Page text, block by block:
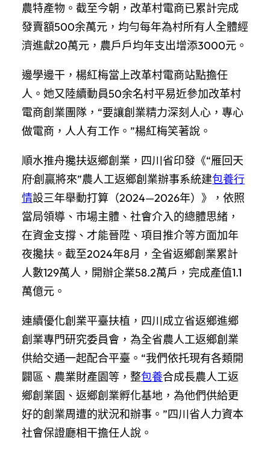
農特產物。截至今朝，改革村電商已累計完成
發賣額500余萬元，均勻每年為村所有人全體經
濟進獻20萬元，農戶戶均年支出增添3000元。
邊學邊干，楊紅梅當上改革村電商站點擔任
人。她又陸續動員50余名村平易近參加改革村
電商創業團隊，“要讓創業精力深刻人心，專心
做電商，人人有工作。”楊紅梅笑著說。
順水推舟攙扶返鄉創業，四川省印發《“雁回天
府·創贏將來”農人工返鄉創業辦事系統建包養行
情設三年舉動打算（2024—2026年）》，依照
當局領導、市場主體、社會介入的總體思緒，
在資金支撐、才能晉陞、項目推介等方面加年
夜攙扶。截至2024年8月，全省返鄉創業累計
人數129萬人，開辦企業58.2萬戶，完成產值1.1
萬億元。
連續優化創業平臺扶植，四川成立省返鄉進鄉
創業專門研究委員會，為全省農人工返鄉創業
供給交通一起配合平臺。“我們依托現有各類開
闢區、農業財產園等，整包養合成長農人工返
鄉創業園、返鄉創業孵化基地，為他們供給更
好的創業周遭的狀況和辦事。”四川省人力資本
社會保證廳相干擔任人說。